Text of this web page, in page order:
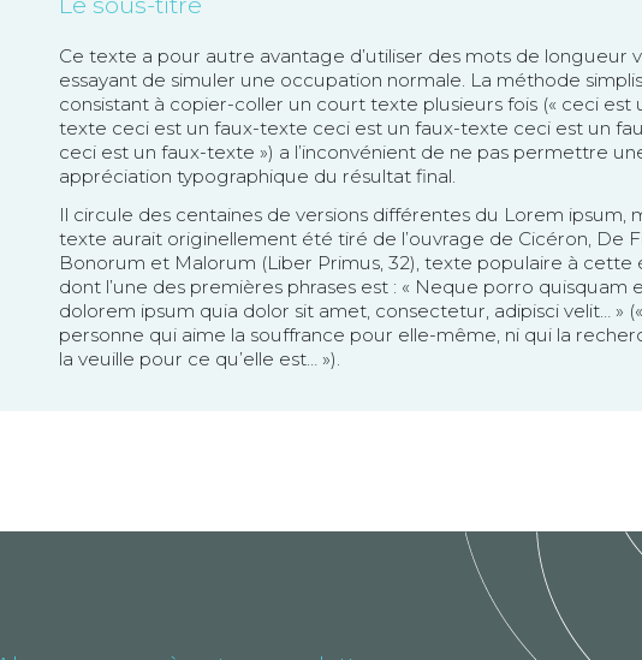
Ce texte a pour autre avantage d’utiliser des mots de longueur
essayant de simuler une occupation normale. La méthode
consistant à copier-coller un court texte plusieurs fois (« ceci est
texte ceci est un faux-texte ceci est un faux-texte ceci est un
ceci est un faux-texte ») a l’inconvénient de ne pas permettre
appréciation typographique du résultat final.
Il circule des centaines de versions différentes du Lorem ipsum,
texte aurait originellement été tiré de l’ouvrage de Cicéron, De
Bonorum et Malorum (Liber Primus, 32), texte populaire à cette
dont l’une des premières phrases est : « Neque porro quisquam
dolorem ipsum quia dolor sit amet, consectetur, adipisci velit… » («
personne qui aime la souffrance pour elle-même, ni qui la
la veuille pour ce qu’elle est… »).